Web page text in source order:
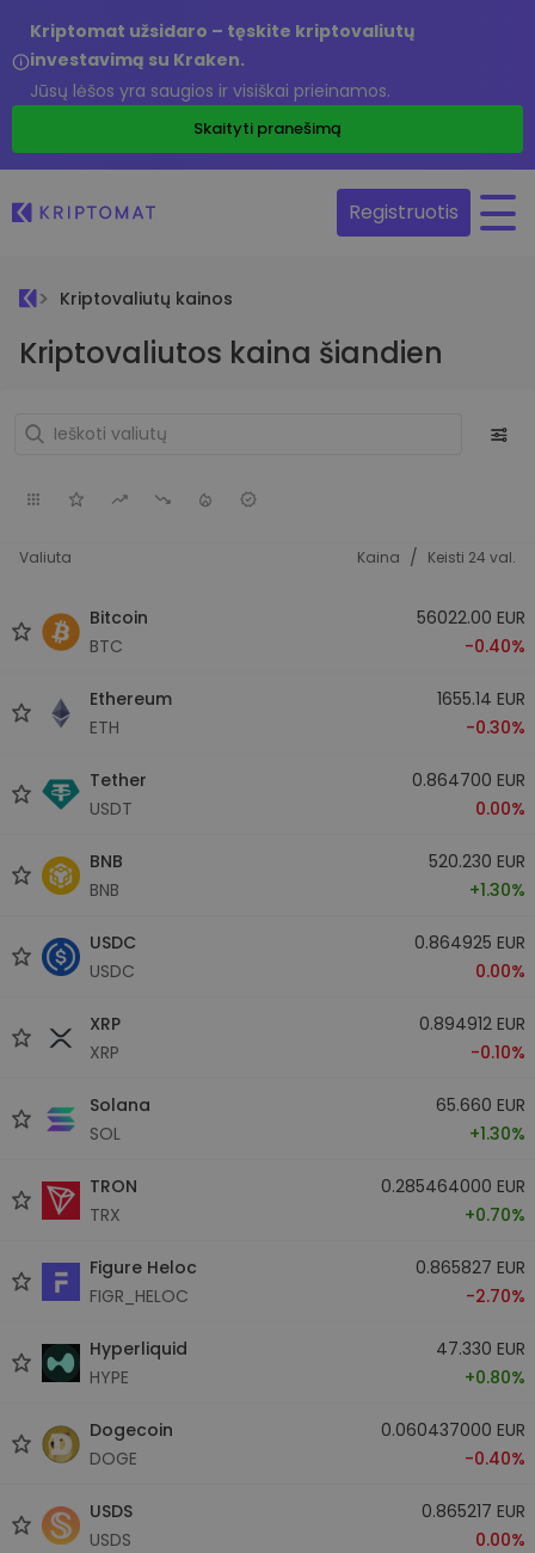
Kriptomat užsidaro – tęskite kriptovaliutų
investavimą su Kraken.
Jūsų lėšos yra saugios ir visiškai prieinamos.
Skaityti pranešimą
Registruotis
Kriptovaliutų kainos
Kriptovaliutos kaina šiandien
Valiuta Kaina / Keisti 24 val.
Bitcoin
BTC
56022.00 EUR
-0.40%
Ethereum
ETH
1655.14 EUR
-0.30%
Tether
USDT
0.864700 EUR
0.00%
BNB
BNB
520.230 EUR
+1.30%
USDC
USDC
0.864925 EUR
0.00%
XRP
XRP
0.894912 EUR
-0.10%
Solana
SOL
65.660 EUR
+1.30%
TRON
TRX
0.285464000 EUR
+0.70%
Figure Heloc
FIGR_HELOC
0.865827 EUR
-2.70%
Hyperliquid
HYPE
47.330 EUR
+0.80%
Dogecoin
DOGE
0.060437000 EUR
-0.40%
USDS
USDS
0.865217 EUR
0.00%